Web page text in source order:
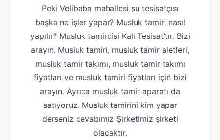
Peki Velibaba mahallesi su tesisatçısı
başka ne işler yapar? Musluk tamiri nasıl
yapılır? Musluk tamircisi Kali Tesisat’tır. Bizi
arayın. Musluk tamiri, musluk tamir aletleri,
musluk tamir takımı, musluk tamir takımı
fiyatları ve musluk tamiri fiyatları için bizi
arayın. Ayrıca musluk tamir aparatı da
satıyoruz. Musluk tamirini kim yapar
derseniz cevabımız Şirketimiz şirketi
olacaktır.